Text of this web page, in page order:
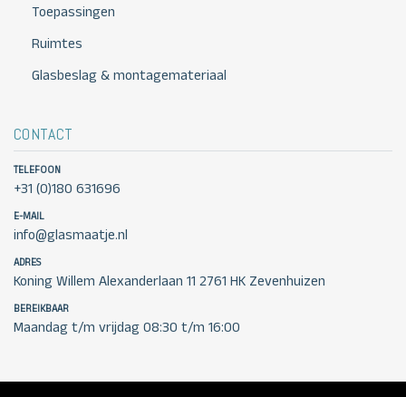
Toepassingen
Ruimtes
Glasbeslag & montagemateriaal
CONTACT
TELEFOON
+31 (0)180 631696
E-MAIL
info@glasmaatje.nl
ADRES
Koning Willem Alexanderlaan 11 2761 HK Zevenhuizen
BEREIKBAAR
Maandag t/m vrijdag 08:30 t/m 16:00